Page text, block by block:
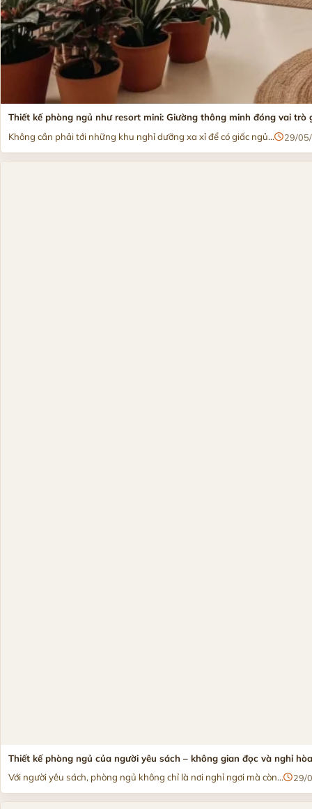
Thiết kế phòng ngủ như resort mini: Giường thông minh đóng vai trò
Không cần phải tới những khu nghỉ dưỡng xa xỉ để có giấc ngủ...
29/
Thiết kế phòng ngủ của người yêu sách – không gian đọc và nghỉ
Với người yêu sách, phòng ngủ không chỉ là nơi nghỉ ngơi mà còn...
29/